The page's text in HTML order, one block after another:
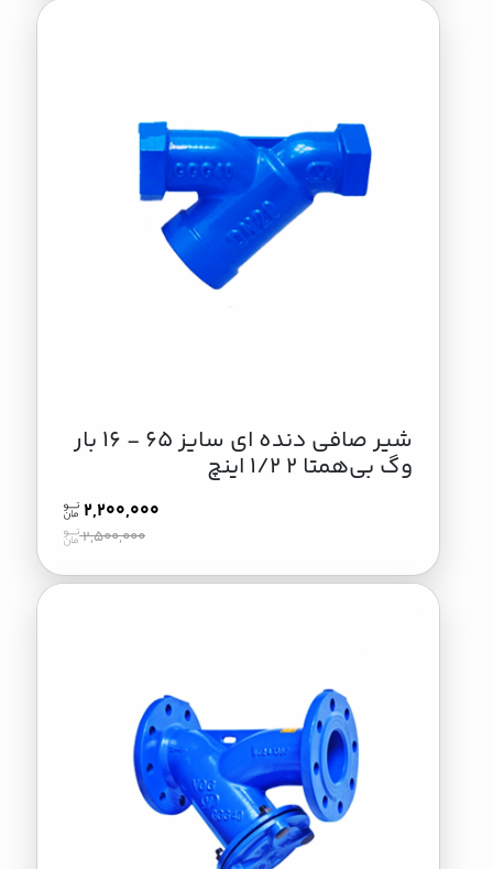
شیر صافی دنده ای سایز 65 - 16 بار
وگ بی‌همتا 2 1/2 اینچ
2,200,000
2,500,000